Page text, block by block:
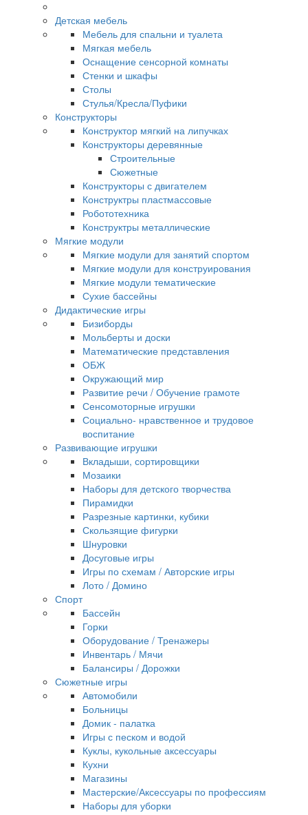
Детская мебель
Мебель для спальни и туалета
Мягкая мебель
Оснащение сенсорной комнаты
Стенки и шкафы
Столы
Стулья/Кресла/Пуфики
Конструкторы
Конструктор мягкий на липучках
Конструкторы деревянные
Строительные
Сюжетные
Конструкторы с двигателем
Конструктры пластмассовые
Робототехника
Конструктры металлические
Мягкие модули
Мягкие модули для занятий спортом
Мягкие модули для конструирования
Мягкие модули тематические
Сухие бассейны
Дидактические игры
Бизиборды
Мольберты и доски
Математические представления
ОБЖ
Окружающий мир
Развитие речи / Обучение грамоте
Сенсомоторные игрушки
Социально- нравственное и трудовое
воспитание
Развивающие игрушки
Вкладыши, сортировщики
Мозаики
Наборы для детского творчества
Пирамидки
Разрезные картинки, кубики
Скользящие фигурки
Шнуровки
Досуговые игры
Игры по схемам / Авторские игры
Лото / Домино
Спорт
Бассейн
Горки
Оборудование / Тренажеры
Инвентарь / Мячи
Балансиры / Дорожки
Сюжетные игры
Автомобили
Больницы
Домик - палатка
Игры с песком и водой
Куклы, кукольные аксессуары
Кухни
Магазины
Мастерские/Аксессуары по профессиям
Наборы для уборки